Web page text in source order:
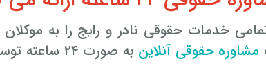
وکیل تلفنی تمامی خدمات حقوقی نادر و رایج را به
مشاوره حقوقی آنلاین